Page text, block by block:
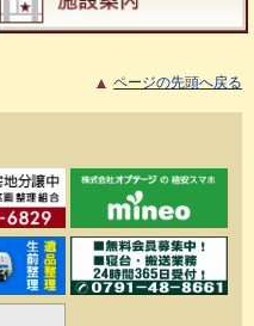
ページの先頭へ戻る